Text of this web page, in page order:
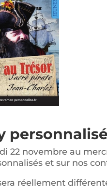
22 novembre au
et sur nos
réellement